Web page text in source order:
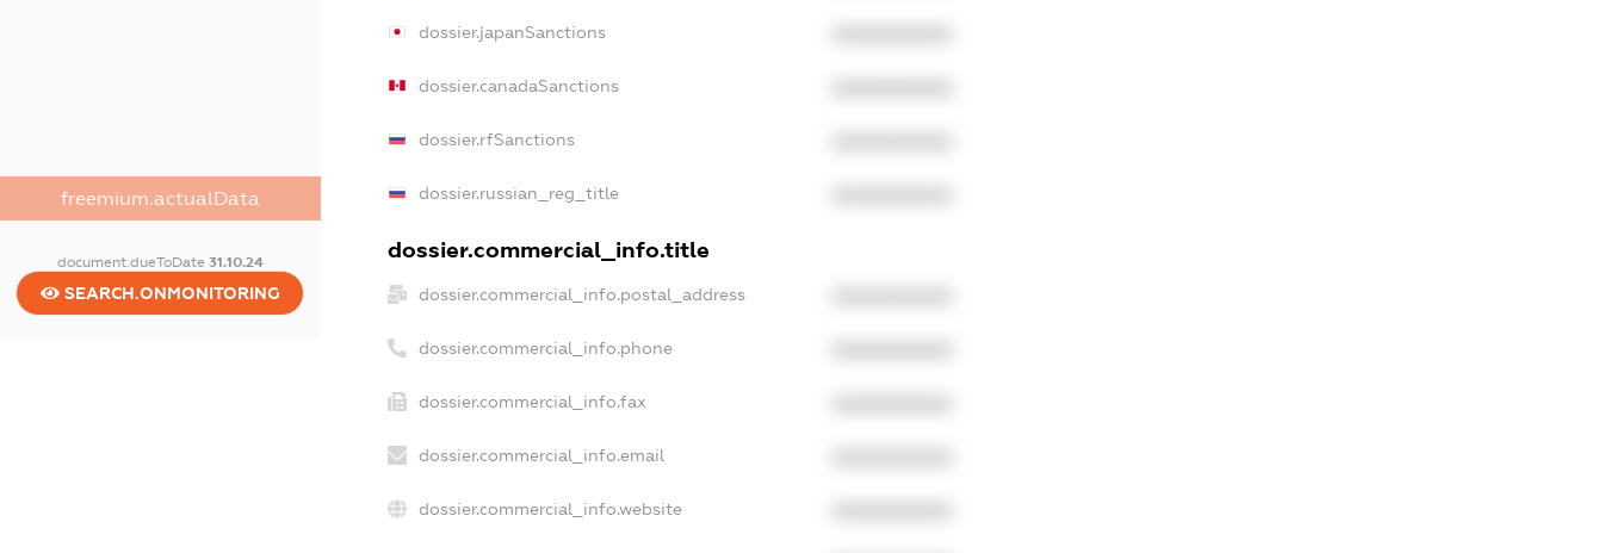
freemium.actualData
document.dueToDate 31.10.24
SEARCH.ONMONITORING
dossier.japanSanctions
dossier.canadaSanctions
dossier.rfSanctions
dossier.russian_reg_title
dossier.commercial_info.title
dossier.commercial_info.postal_address
dossier.commercial_info.phone
dossier.commercial_info.fax
dossier.commercial_info.email
dossier.commercial_info.website